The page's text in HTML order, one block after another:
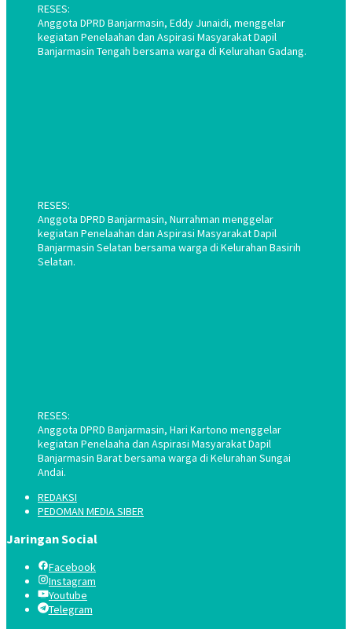
RESES:
Anggota DPRD Banjarmasin, Eddy Junaidi, menggelar
kegiatan Penelaahan dan Aspirasi Masyarakat Dapil
Banjarmasin Tengah bersama warga di Kelurahan Gadang.
RESES:
Anggota DPRD Banjarmasin, Nurrahman menggelar
kegiatan Penelaahan dan Aspirasi Masyarakat Dapil
Banjarmasin Selatan bersama warga di Kelurahan Basirih
Selatan.
RESES:
Anggota DPRD Banjarmasin, Hari Kartono menggelar
kegiatan Penelaaha dan Aspirasi Masyarakat Dapil
Banjarmasin Barat bersama warga di Kelurahan Sungai
Andai.
REDAKSI
PEDOMAN MEDIA SIBER
Jaringan Social
Facebook
Instagram
Youtube
Telegram